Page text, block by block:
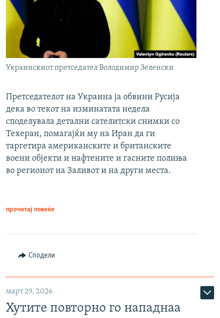
Украинскиот претседател Володимир Зеленски
Претседателот на Украина ја обвини Русија
дека во текот на изминатата недела
споделувала детални сателитски снимки со
Техеран, помагајќи му на Иран да ги
таргетира американските и британските
воени објекти и нафтените и гасните полиња
во регионот на Заливот и на други места.
прочитај повеќе
Сподели
март 29, 2026
Хутите повторно го нападнаа